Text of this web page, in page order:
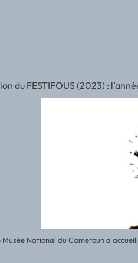
du FESTIFOUS (2023) :
Musée National du Cameroun a